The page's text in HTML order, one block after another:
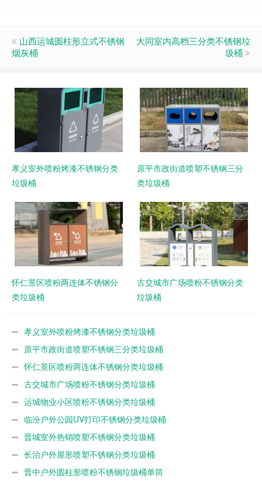
山西运城圆柱形立式不锈钢
烟灰桶
大同室内高档三分类不锈钢垃
圾桶
孝义室外喷粉烤漆不锈钢分类
垃圾桶
原平市政街道喷塑不锈钢三分
类垃圾桶
怀仁景区喷粉两连体不锈钢分
类垃圾桶
古交城市广场喷粉不锈钢分类
垃圾桶
孝义室外喷粉烤漆不锈钢分类垃圾桶
原平市政街道喷塑不锈钢三分类垃圾桶
怀仁景区喷粉两连体不锈钢分类垃圾桶
古交城市广场喷粉不锈钢分类垃圾桶
运城物业小区喷粉不锈钢分类垃圾桶
临汾户外公园UV打印不锈钢分类垃圾桶
晋城室外热销喷塑不锈钢分类垃圾桶
长治户外屋形喷塑不锈钢分类垃圾桶
晋中户外圆柱形喷粉不锈钢垃圾桶单筒